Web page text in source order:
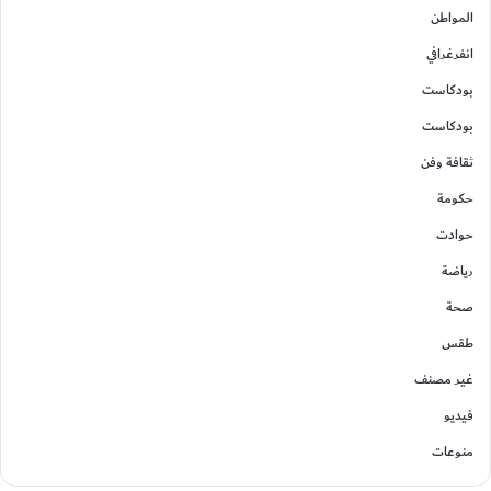
المواطن
انفرغرافي
بودكاست
بودكاست
ثقافة وفن
حكومة
حوادت
رياضة
صحة
طقس
غير مصنف
فيديو
منوعات